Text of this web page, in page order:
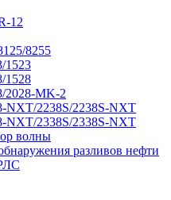
12
8255
1523
1528
2028-MK-2
NXT/2238S/2238S-NXT
NXT/2338S/2338S-NXT
волны
разливов нефти